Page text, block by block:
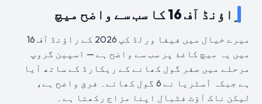
راؤنڈ آف 16 کا سب سے واضح میچ
میرے خیال میں فیفا ورلڈ کپ 2026 کے راؤنڈ آف 16
میں یہ میچ کاغذ پر سب سے واضح ہے — اسپین گروپ
مرحلے میں صفر گول کھانے کے ریکارڈ کے ساتھ آیا
ہے جبکہ آسٹریا نے 6 گول کھائے۔ فرق واضح ہے،
لیکن ناک آؤٹ فٹبال اپنا مزاج رکھتا ہے۔